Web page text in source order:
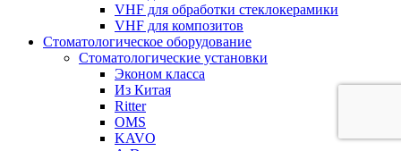
VHF для обработки стеклокерамики
VHF для композитов
Стоматологическое оборудование
Стоматологические установки
Эконом класса
Из Китая
Ritter
OMS
KAVO